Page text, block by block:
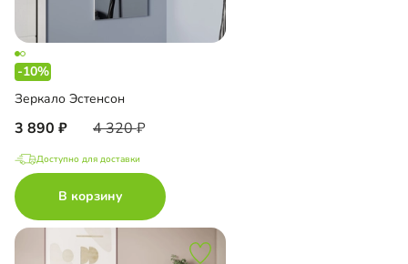
-10%
Зеркало Эстенсон
3 890 4 320
Доступно для доставки
В корзину